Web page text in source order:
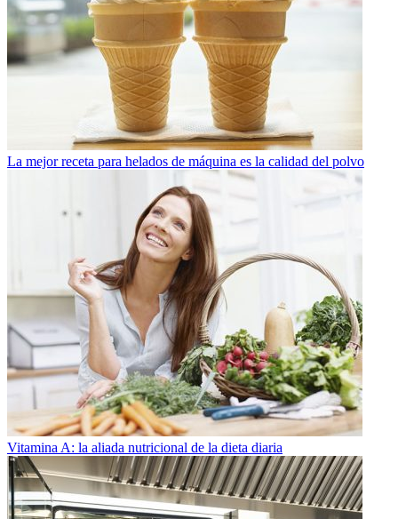
La mejor receta para helados de máquina es la calidad del polvo
Vitamina A: la aliada nutricional de la dieta diaria